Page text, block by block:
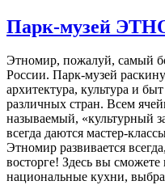
Парк-музей
Этномир, пожалуй, самый
России. Парк-музей
архитектура, культура и
различных стран. Всем
называемый, «культурный
всегда даются мастер-
Этномир развивается
восторге! Здесь вы
национальные кухни,